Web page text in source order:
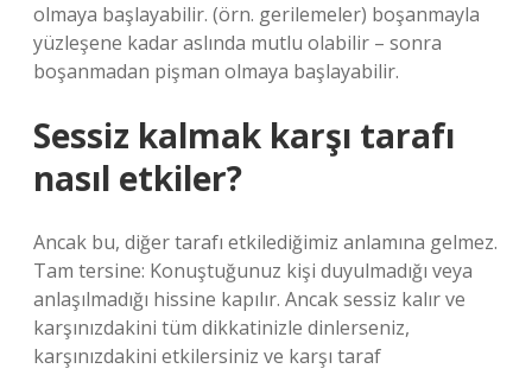
olmaya başlayabilir. (örn. gerilemeler) boşanmayla
yüzleşene kadar aslında mutlu olabilir – sonra
boşanmadan pişman olmaya başlayabilir.
Sessiz kalmak karşı tarafı
nasıl etkiler?
Ancak bu, diğer tarafı etkilediğimiz anlamına gelmez.
Tam tersine: Konuştuğunuz kişi duyulmadığı veya
anlaşılmadığı hissine kapılır. Ancak sessiz kalır ve
karşınızdakini tüm dikkatinizle dinlerseniz,
karşınızdakini etkilersiniz ve karşı taraf